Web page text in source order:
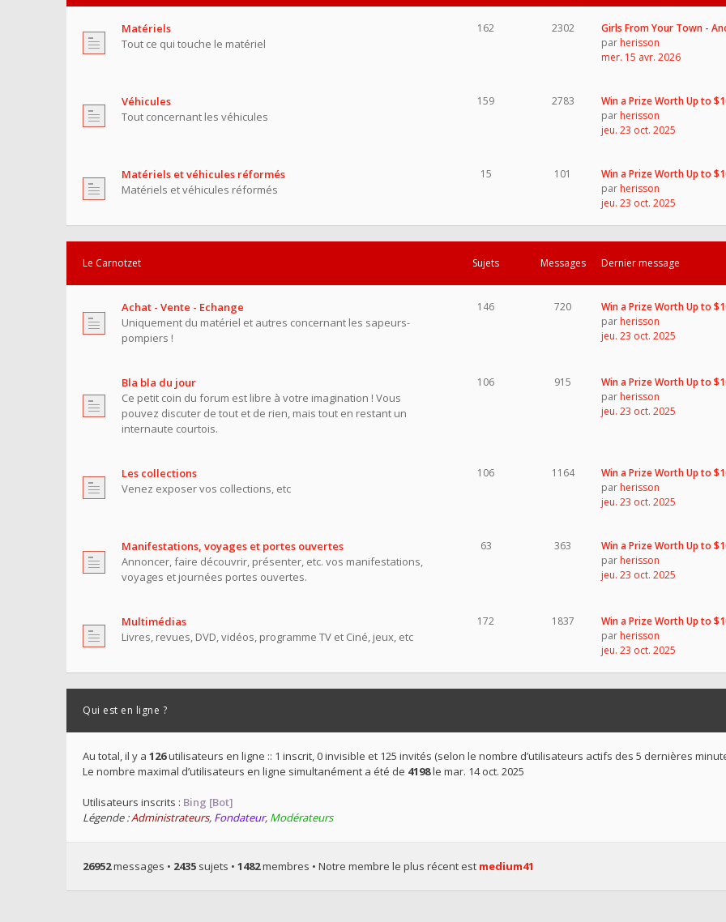
Matériels
Tout ce qui touche le matériel
162 2302
Girls From Your Town -
par herisson
mer. 15 avr. 2026
Véhicules
Tout concernant les véhicules
159 2783
Win a Prize Worth Up to
par herisson
jeu. 23 oct. 2025
Matériels et véhicules réformés
Matériels et véhicules réformés
15 101
Win a Prize Worth Up to
par herisson
jeu. 23 oct. 2025
Le Carnotzet Sujets Messages Dernier message
Achat - Vente - Echange
Uniquement du matériel et autres concernant les sapeurs-
pompiers !
146 720
Win a Prize Worth Up to
par herisson
jeu. 23 oct. 2025
Bla bla du jour
Ce petit coin du forum est libre à votre imagination ! Vous
pouvez discuter de tout et de rien, mais tout en restant un
internaute courtois.
106 915
Win a Prize Worth Up to
par herisson
jeu. 23 oct. 2025
Les collections
Venez exposer vos collections, etc
106 1164
Win a Prize Worth Up to
par herisson
jeu. 23 oct. 2025
Manifestations, voyages et portes ouvertes
Annoncer, faire découvrir, présenter, etc. vos manifestations,
voyages et journées portes ouvertes.
63 363
Win a Prize Worth Up to
par herisson
jeu. 23 oct. 2025
Multimédias
Livres, revues, DVD, vidéos, programme TV et Ciné, jeux, etc
172 1837
Win a Prize Worth Up to
par herisson
jeu. 23 oct. 2025
Qui est en ligne ?
Au total, il y a 126utilisateurs en ligne :: 1 inscrit, 0 invisible et 125 invités (selon le nombre d’utilisateurs actifs des 5 dernières
Le nombre maximal d’utilisateurs en ligne simultanément a été de 4198le mar. 14 oct. 2025
Utilisateurs inscrits : Bing [Bot]
Légende :Administrateurs, Fondateur, Modérateurs
26952messages • 2435 sujets • 1482membres • Notre membre le plus récent est medium41